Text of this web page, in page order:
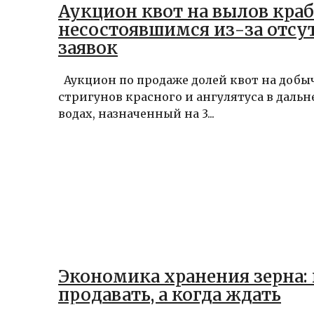
Аукцион квот на вылов
несостоявшимся из-за
заявок
Аукцион по продаже долей квот на
стригунов красного и ангулятуса в
водах, назначенный на 3...
Экономика хранения зерна:
продавать, а когда ждать